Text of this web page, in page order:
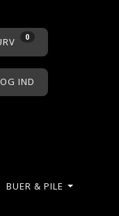
0
IND
BUER & PILE